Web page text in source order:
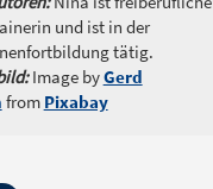
und ist in der
tätig.
Image byGerd
from Pixabay